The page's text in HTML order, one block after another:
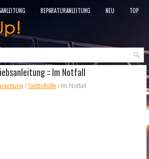
REPARATURANLEITUNG NEU
TOP
:: Im Notfall
/ Selbsthilfe / Im Notfall